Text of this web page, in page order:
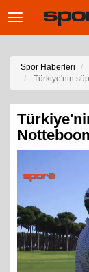
Toggle
Spor Haberleri
Türkiye'nin